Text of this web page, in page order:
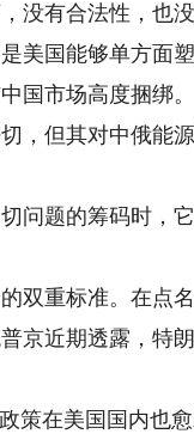
有合法性，也没
国能够单方面
国市场高度捆绑。
但其对中俄能
题的筹码时，它
重标准。在点
京近期透露，特
在美国国内也愈